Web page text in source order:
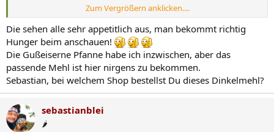
https://flic.kr/p/2kpVWH3
Pizza Proscuitto
https://flic.kr/p/2kpWyis
Pizza Pomodoro Pesto
https://flic.kr/p/2kpVZ6e
Pizza Patata Pesto
Zum Vergrößern anklicken....
Die sehen alle sehr appetitlich aus, man bekommt richtig
Hunger beim anschauen!
Die Gußeiserne Pfanne habe ich inzwischen, aber das
passende Mehl ist hier nirgens zu bekommen.
Sebastian, bei welchem Shop bestellst Du dieses Dinkelmehl?
sebastianblei
🌶️